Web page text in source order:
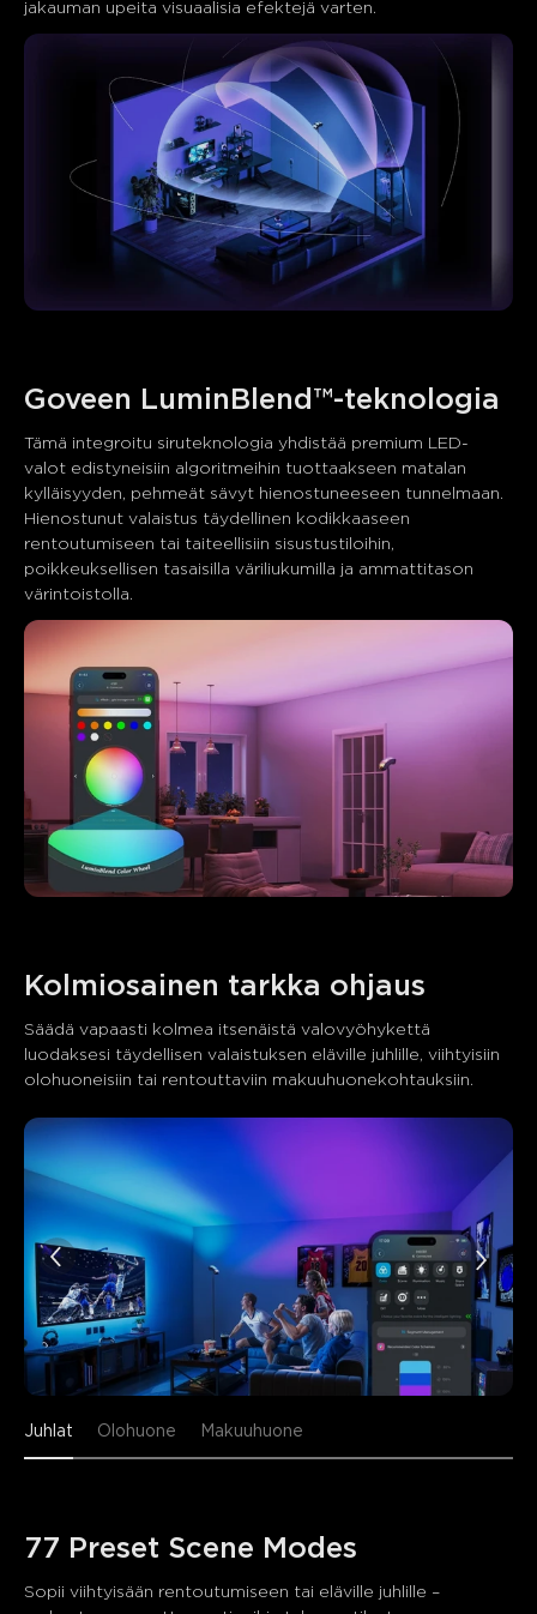
jakauman upeita visuaalisia efektejä varten.
Goveen LuminBlend™-teknologia
Tämä integroitu siruteknologia yhdistää premium LED-
valot edistyneisiin algoritmeihin tuottaakseen matalan
kylläisyyden, pehmeät sävyt hienostuneeseen tunnelmaan.
Hienostunut valaistus täydellinen kodikkaaseen
rentoutumiseen tai taiteellisiin sisustustiloihin,
poikkeuksellisen tasaisilla väriliukumilla ja ammattitason
värintoistolla.
Kolmiosainen tarkka ohjaus
Säädä vapaasti kolmea itsenäistä valovyöhykettä
luodaksesi täydellisen valaistuksen eläville juhlille, viihtyisiin
olohuoneisiin tai rentouttaviin makuuhuonekohtauksiin.
Juhlat Olohuone Makuuhuone
77 Preset Scene Modes
Sopii viihtyisään rentoutumiseen tai eläville juhlille –